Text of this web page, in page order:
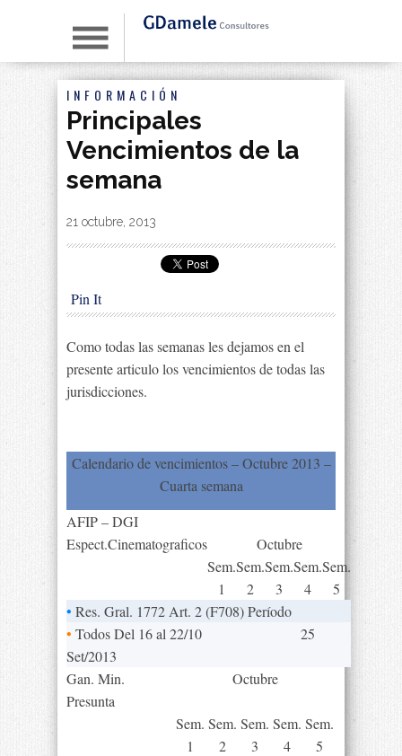
INFORMACIÓN
Principales
Vencimientos de la
semana
By|
21 octubre, 2013
Pin It
Como todas las semanas les dejamos en el
presente articulo los vencimientos de todas las
jurisdicciones.
Calendario de vencimientos – Octubre 2013 –
Cuarta semana
AFIP – DGI
Espect.Cinematograficos
Octubre
Sem.
1
Sem.
2
Sem.
3
Sem.
4
Sem.
5
• Res. Gral. 1772 Art. 2 (F708) Período
• Todos Del 16 al 22/10
Set/2013
25
Gan. Min.
Presunta
Octubre
Sem.
1
Sem.
2
Sem.
3
Sem.
4
Sem.
5